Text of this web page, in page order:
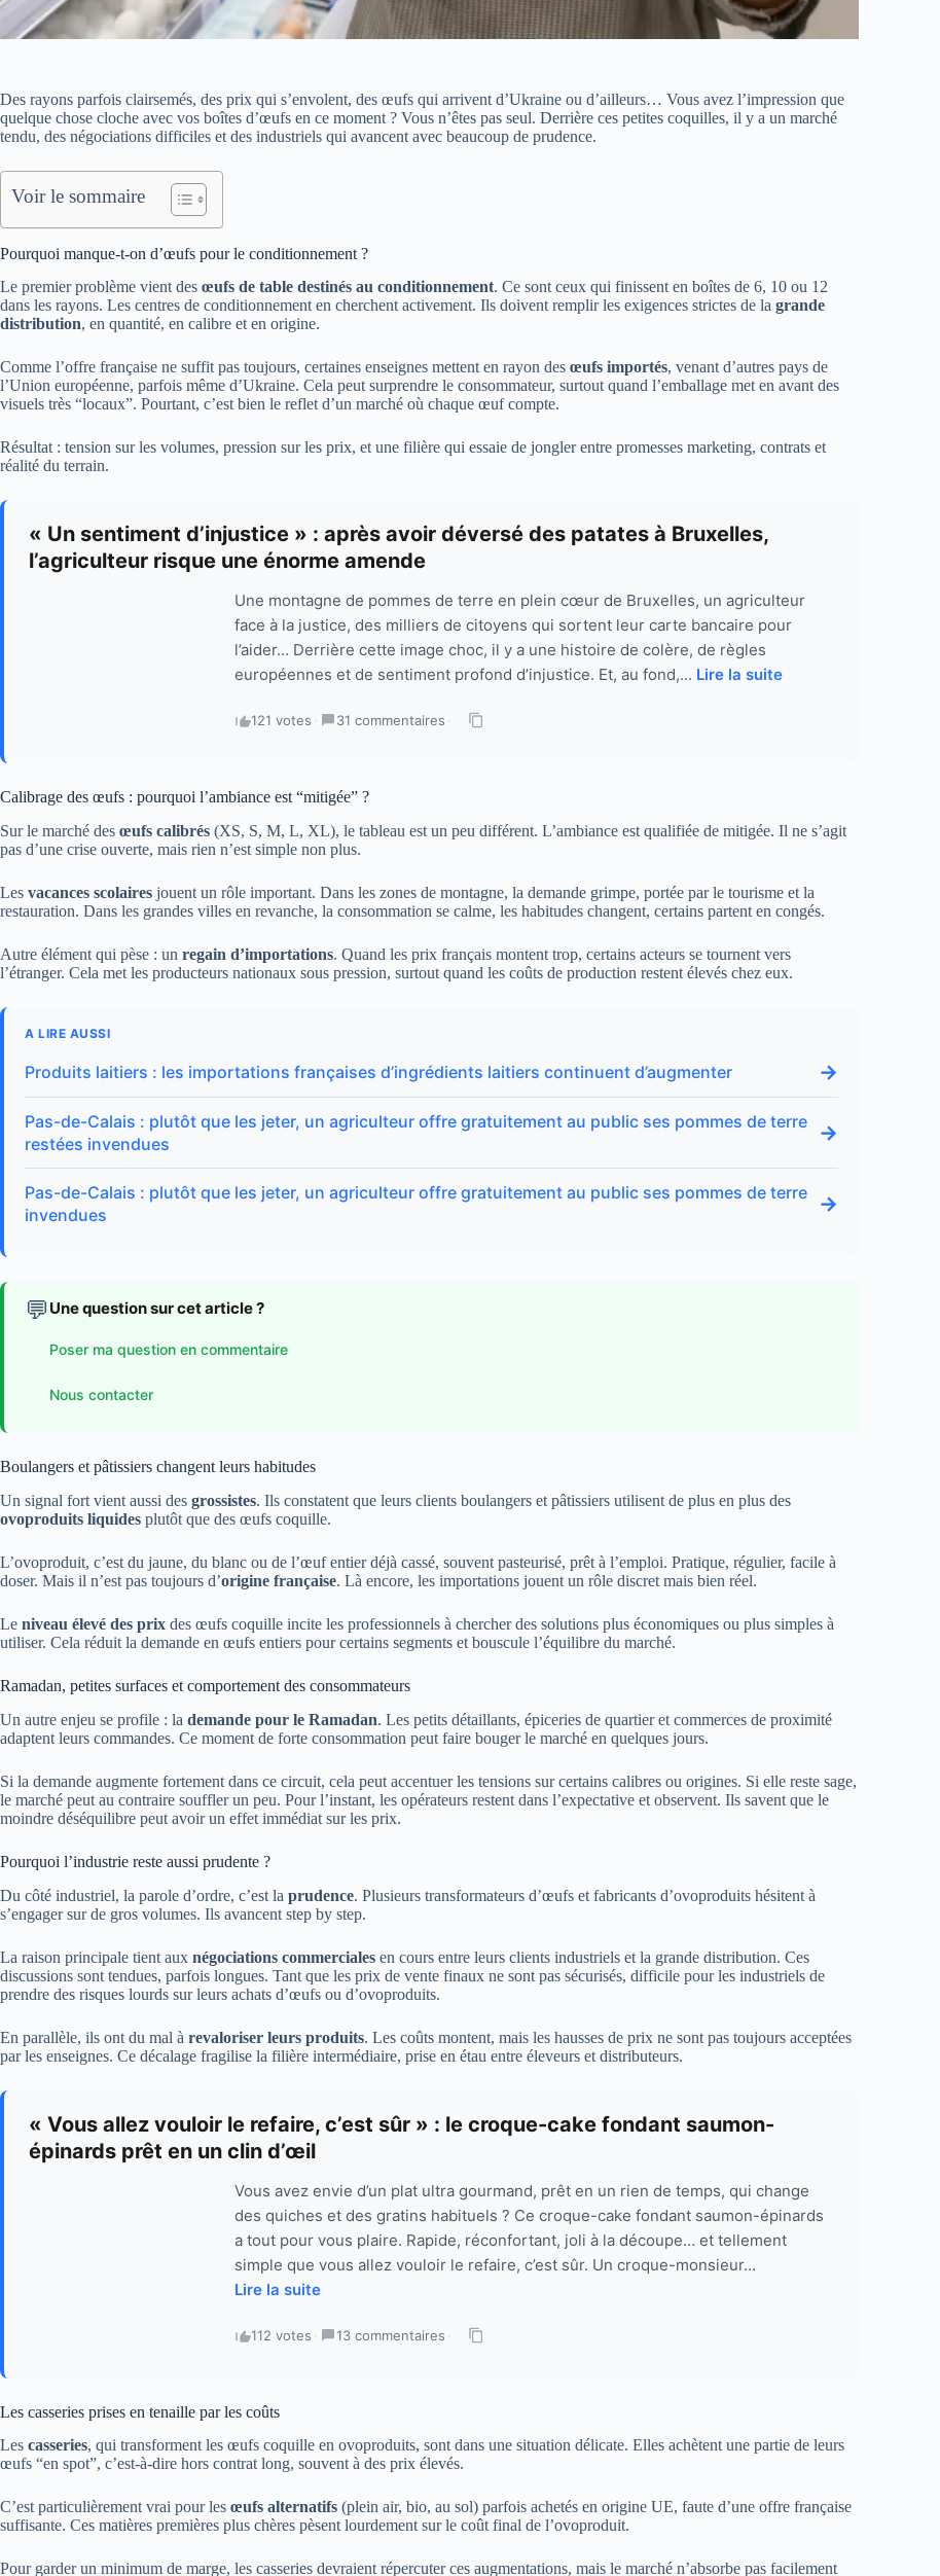
Des rayons parfois clairsemés, des prix qui s’envolent, des œufs qui arrivent d’Ukraine ou d’ailleurs… Vous avez l’impression que
quelque chose cloche avec vos boîtes d’œufs en ce moment ? Vous n’êtes pas seul. Derrière ces petites coquilles, il y a un marché
tendu, des négociations difficiles et des industriels qui avancent avec beaucoup de prudence.
Voir le sommaire
Pourquoi manque-t-on d’œufs pour le conditionnement ?
Le premier problème vient des œufs de table destinés au conditionnement. Ce sont ceux qui finissent en boîtes de 6, 10 ou 12
dans les rayons. Les centres de conditionnement en cherchent activement. Ils doivent remplir les exigences strictes de la grande
distribution, en quantité, en calibre et en origine.
Comme l’offre française ne suffit pas toujours, certaines enseignes mettent en rayon des œufs importés, venant d’autres pays de
l’Union européenne, parfois même d’Ukraine. Cela peut surprendre le consommateur, surtout quand l’emballage met en avant des
visuels très “locaux”. Pourtant, c’est bien le reflet d’un marché où chaque œuf compte.
Résultat : tension sur les volumes, pression sur les prix, et une filière qui essaie de jongler entre promesses marketing, contrats et
réalité du terrain.
« Un sentiment d’injustice » : après avoir déversé des patates à Bruxelles,
l’agriculteur risque une énorme amende
Une montagne de pommes de terre en plein cœur de Bruxelles, un agriculteur
face à la justice, des milliers de citoyens qui sortent leur carte bancaire pour
l’aider… Derrière cette image choc, il y a une histoire de colère, de règles
européennes et de sentiment profond d’injustice. Et, au fond,... Lire la suite
121 votes · 31 commentaires ·
Calibrage des œufs : pourquoi l’ambiance est “mitigée” ?
Sur le marché des œufs calibrés (XS, S, M, L, XL), le tableau est un peu différent. L’ambiance est qualifiée de mitigée. Il ne s’agit
pas d’une crise ouverte, mais rien n’est simple non plus.
Les vacances scolaires jouent un rôle important. Dans les zones de montagne, la demande grimpe, portée par le tourisme et la
restauration. Dans les grandes villes en revanche, la consommation se calme, les habitudes changent, certains partent en congés.
Autre élément qui pèse : un regain d’importations. Quand les prix français montent trop, certains acteurs se tournent vers
l’étranger. Cela met les producteurs nationaux sous pression, surtout quand les coûts de production restent élevés chez eux.
A LIRE AUSSI
Produits laitiers : les importations françaises d’ingrédients laitiers continuent d’augmenter →
Pas-de-Calais : plutôt que les jeter, un agriculteur offre gratuitement au public ses pommes de terre
restées invendues
→
Pas-de-Calais : plutôt que les jeter, un agriculteur offre gratuitement au public ses pommes de terre
invendues
→
💬 Une question sur cet article ?
Poser ma question en commentaire
Nous contacter
Boulangers et pâtissiers changent leurs habitudes
Un signal fort vient aussi des grossistes. Ils constatent que leurs clients boulangers et pâtissiers utilisent de plus en plus des
ovoproduits liquides plutôt que des œufs coquille.
L’ovoproduit, c’est du jaune, du blanc ou de l’œuf entier déjà cassé, souvent pasteurisé, prêt à l’emploi. Pratique, régulier, facile à
doser. Mais il n’est pas toujours d’origine française. Là encore, les importations jouent un rôle discret mais bien réel.
Le niveau élevé des prix des œufs coquille incite les professionnels à chercher des solutions plus économiques ou plus simples à
utiliser. Cela réduit la demande en œufs entiers pour certains segments et bouscule l’équilibre du marché.
Ramadan, petites surfaces et comportement des consommateurs
Un autre enjeu se profile : la demande pour le Ramadan. Les petits détaillants, épiceries de quartier et commerces de proximité
adaptent leurs commandes. Ce moment de forte consommation peut faire bouger le marché en quelques jours.
Si la demande augmente fortement dans ce circuit, cela peut accentuer les tensions sur certains calibres ou origines. Si elle reste sage,
le marché peut au contraire souffler un peu. Pour l’instant, les opérateurs restent dans l’expectative et observent. Ils savent que le
moindre déséquilibre peut avoir un effet immédiat sur les prix.
Pourquoi l’industrie reste aussi prudente ?
Du côté industriel, la parole d’ordre, c’est la prudence. Plusieurs transformateurs d’œufs et fabricants d’ovoproduits hésitent à
s’engager sur de gros volumes. Ils avancent step by step.
La raison principale tient aux négociations commerciales en cours entre leurs clients industriels et la grande distribution. Ces
discussions sont tendues, parfois longues. Tant que les prix de vente finaux ne sont pas sécurisés, difficile pour les industriels de
prendre des risques lourds sur leurs achats d’œufs ou d’ovoproduits.
En parallèle, ils ont du mal à revaloriser leurs produits. Les coûts montent, mais les hausses de prix ne sont pas toujours acceptées
par les enseignes. Ce décalage fragilise la filière intermédiaire, prise en étau entre éleveurs et distributeurs.
« Vous allez vouloir le refaire, c’est sûr » : le croque-cake fondant saumon-
épinards prêt en un clin d’œil
Vous avez envie d’un plat ultra gourmand, prêt en un rien de temps, qui change
des quiches et des gratins habituels ? Ce croque-cake fondant saumon-épinards
a tout pour vous plaire. Rapide, réconfortant, joli à la découpe… et tellement
simple que vous allez vouloir le refaire, c’est sûr. Un croque-monsieur…
Lire la suite
112 votes · 13 commentaires ·
Les casseries prises en tenaille par les coûts
Les casseries, qui transforment les œufs coquille en ovoproduits, sont dans une situation délicate. Elles achètent une partie de leurs
œufs “en spot”, c’est-à-dire hors contrat long, souvent à des prix élevés.
C’est particulièrement vrai pour les œufs alternatifs (plein air, bio, au sol) parfois achetés en origine UE, faute d’une offre française
suffisante. Ces matières premières plus chères pèsent lourdement sur le coût final de l’ovoproduit.
Pour garder un minimum de marge, les casseries devraient répercuter ces augmentations, mais le marché n’absorbe pas facilement